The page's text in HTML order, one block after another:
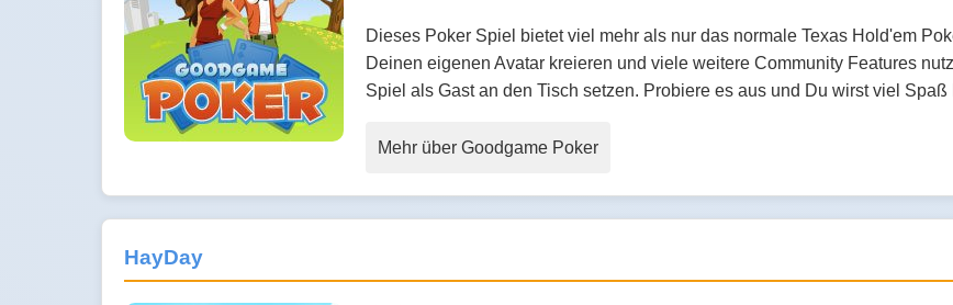
Dieses Poker Spiel bietet viel mehr als nur das normale Texas Hold'em
Deinen eigenen Avatar kreieren und viele weitere Community Features
Spiel als Gast an den Tisch setzen. Probiere es aus und Du wirst viel
Mehr über Goodgame Poker
HayDay